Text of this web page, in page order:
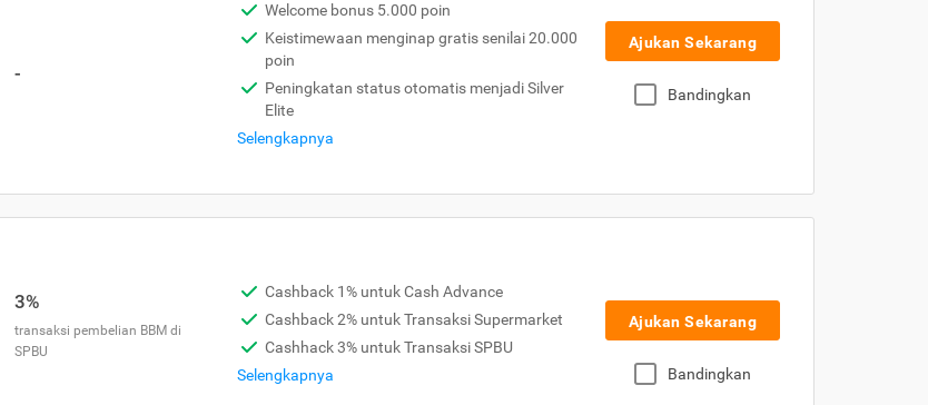
-
Welcome bonus 5.000 poin
Keistimewaan menginap gratis senilai 20.000
poin
Peningkatan status otomatis menjadi Silver
Elite
Selengkapnya
Ajukan Sekarang
Bandingkan
3%
transaksi pembelian BBM di
SPBU
Cashback 1% untuk Cash Advance
Cashback 2% untuk Transaksi Supermarket
Cashhack 3% untuk Transaksi SPBU
Selengkapnya
Ajukan Sekarang
Bandingkan